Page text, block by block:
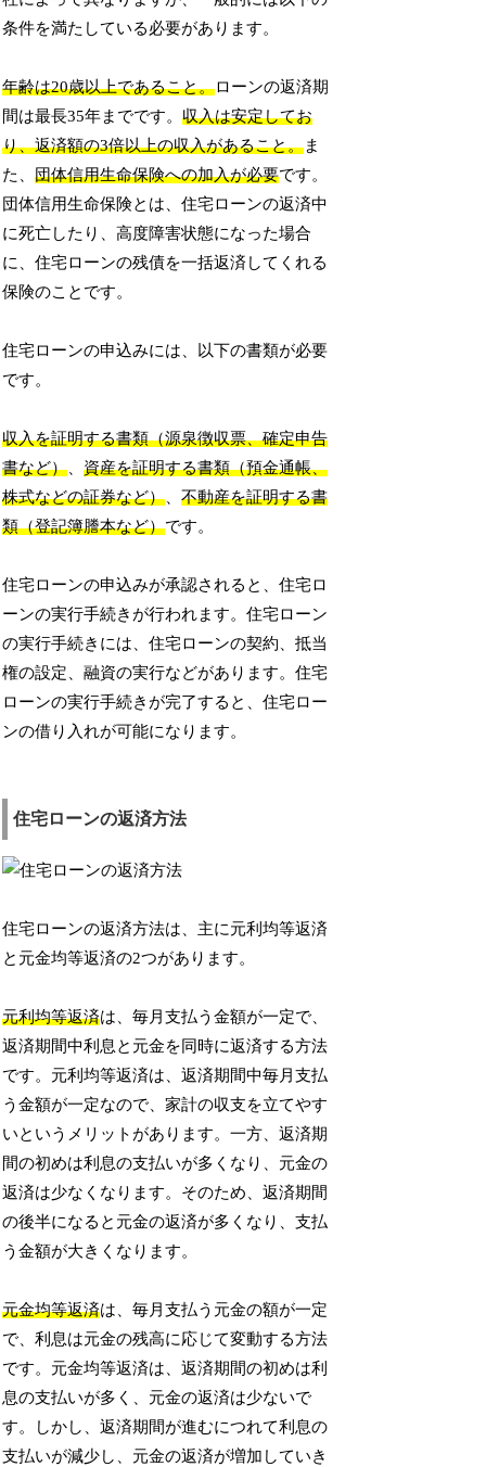
条件を満たしている必要があります。
年齢は20歳以上であること。ローンの返済期
間は最長35年までです。収入は安定してお
り、返済額の3倍以上の収入があること。ま
た、団体信用生命保険への加入が必要です。
団体信用生命保険とは、住宅ローンの返済中
に死亡したり、高度障害状態になった場合
に、住宅ローンの残債を一括返済してくれる
保険のことです。
住宅ローンの申込みには、以下の書類が必要
です。
収入を証明する書類（源泉徴収票、確定申告
書など）、資産を証明する書類（預金通帳、
株式などの証券など）、不動産を証明する書
類（登記簿謄本など）です。
住宅ローンの申込みが承認されると、住宅ロ
ーンの実行手続きが行われます。住宅ローン
の実行手続きには、住宅ローンの契約、抵当
権の設定、融資の実行などがあります。住宅
ローンの実行手続きが完了すると、住宅ロー
ンの借り入れが可能になります。
住宅ローンの返済方法
住宅ローンの返済方法は、主に元利均等返済
と元金均等返済の2つがあります。
元利均等返済は、毎月支払う金額が一定で、
返済期間中利息と元金を同時に返済する方法
です。元利均等返済は、返済期間中毎月支払
う金額が一定なので、家計の収支を立てやす
いというメリットがあります。一方、返済期
間の初めは利息の支払いが多くなり、元金の
返済は少なくなります。そのため、返済期間
の後半になると元金の返済が多くなり、支払
う金額が大きくなります。
元金均等返済は、毎月支払う元金の額が一定
で、利息は元金の残高に応じて変動する方法
です。元金均等返済は、返済期間の初めは利
息の支払いが多く、元金の返済は少ないで
す。しかし、返済期間が進むにつれて利息の
支払いが減少し、元金の返済が増加していき